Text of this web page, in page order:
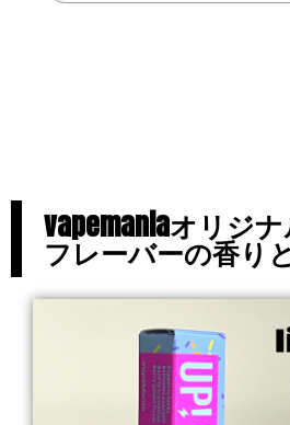
vapemaniaオリジナ
フレーバーの香り